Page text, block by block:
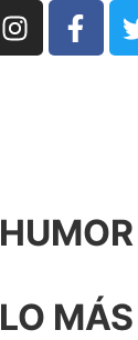
LO